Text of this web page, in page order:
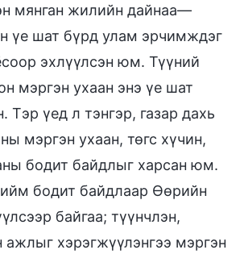
мянган жилийн дайнаа—
үе шат бүрд улам эрчимждэг
эхлүүлсэн юм. Түүний
мэргэн ухаан энэ үе шат
Тэр үед л тэнгэр, газар дахь
мэргэн ухаан, төгс хүчин,
бодит байдлыг харсан юм.
бодит байдлаар Өөрийн
байгаа; түүнчлэн,
хэрэгжүүлэнгээ мэргэн